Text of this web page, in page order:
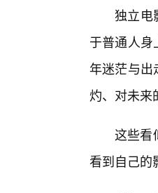
独立电
于普通人
年迷茫与出
灼、对未来
这些看
看到自己的